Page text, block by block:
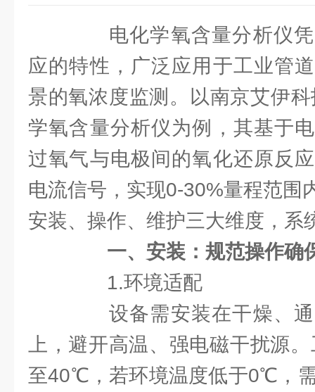
电化学氧含量分析仪凭
应的特性，广泛应用于工业管
景的氧浓度监测。以南京艾伊
学氧含量分析仪为例，其基于
过氧气与电极间的氧化还原反
电流信号，实现0-30%量程范围
安装、操作、维护三大维度，系
一、安装：规范操作确
1.环境适配
设备需安装在干燥、通
上，避开高温、强电磁干扰源
至40℃，若环境温度低于0℃，